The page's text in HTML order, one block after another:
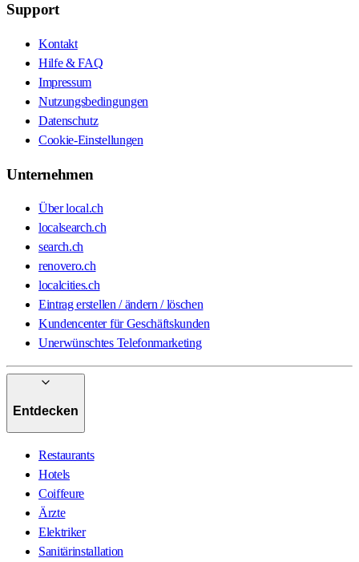
Support
Kontakt
Hilfe & FAQ
Impressum
Nutzungsbedingungen
Datenschutz
Cookie-Einstellungen
Unternehmen
Über local.ch
localsearch.ch
search.ch
renovero.ch
localcities.ch
Eintrag erstellen / ändern / löschen
Kundencenter für Geschäftskunden
Unerwünschtes Telefonmarketing
Entdecken
Restaurants
Hotels
Coiffeure
Ärzte
Elektriker
Sanitärinstallation